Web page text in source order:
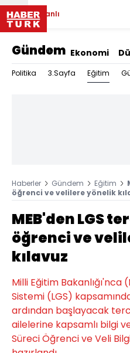
Canlı
Gündem Ekonomi
Politika 3.Sayfa Eğitim
Haberler Gündem Eğitim
öğrenci ve velilere yönelik
MEB'den LGS
öğrenci ve
kılavuz
Milli Eğitim Bakanlığı'nca
Sistemi (LGS)
ardından başlayacak
ailelerine kapsamlı bilgi
Süreci Öğrenci ve Veli